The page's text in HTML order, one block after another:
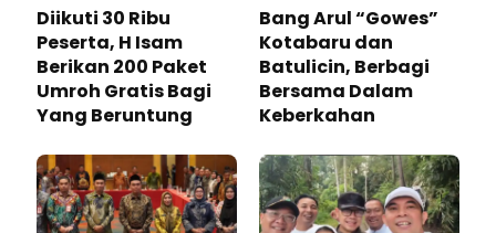
Diikuti 30 Ribu
Peserta, H Isam
Berikan 200 Paket
Umroh Gratis Bagi
Yang Beruntung
Bang Arul “Gowes”
Kotabaru dan
Batulicin, Berbagi
Bersama Dalam
Keberkahan